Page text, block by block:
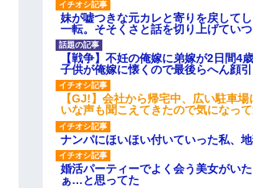
妹が嘘つきな元カレと寄りを戻して
一転。そそくさと話を切り上げてい
【戦争】不妊の俺嫁に弟嫁が2日間4
子供が俺嫁に懐くので最後らへん顔
【GJ!】会社から帰宅中、広い駐車
いな声も聞こえてきたので気になっ
ナンパにほいほい付いていった私、
婚活パーティーでよく会う美女がい
ぁ…と思ってた